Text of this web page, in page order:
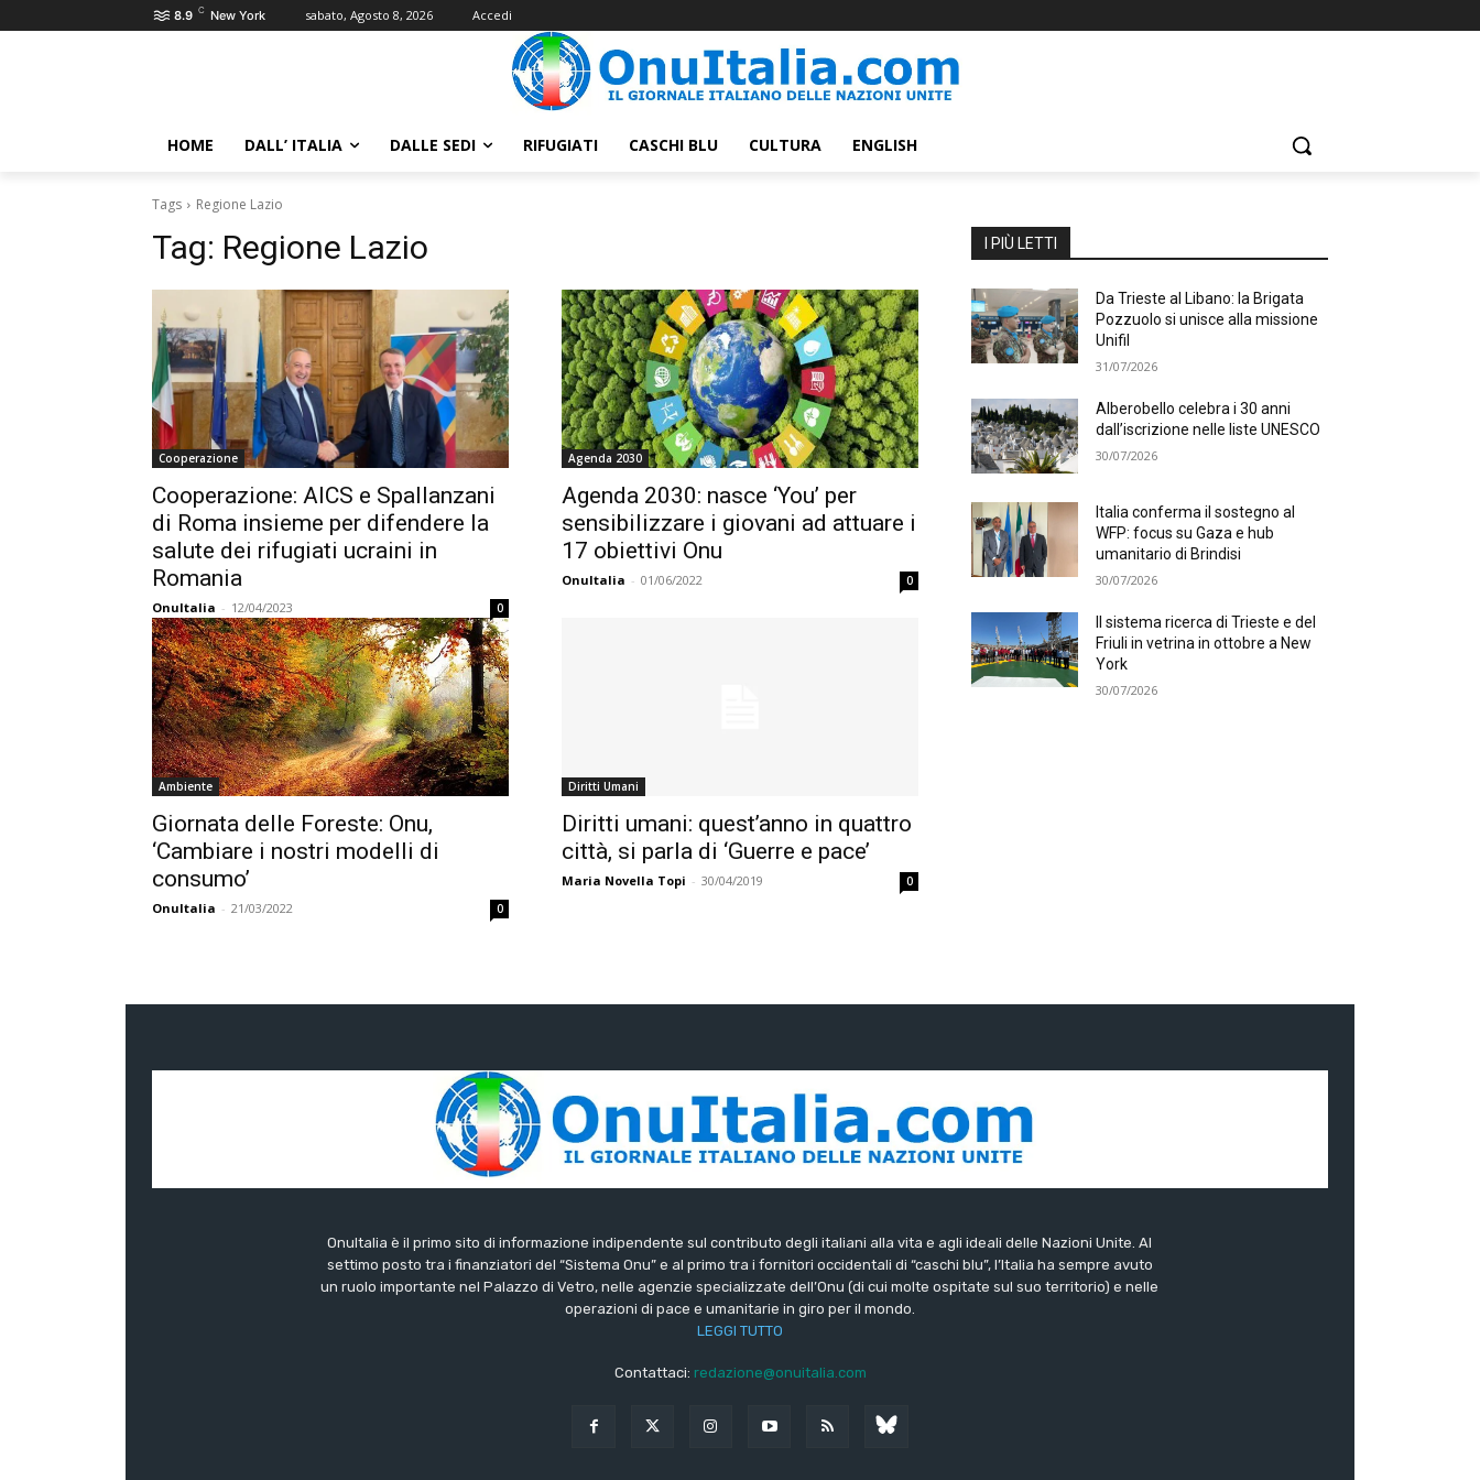
8.9 C New York sabato, Agosto 8, 2026 Accedi
HOME DALL’ ITALIA DALLE SEDI RIFUGIATI CASCHI BLU CULTURA ENGLISH
Tags Regione Lazio
Tag: Regione Lazio
Cooperazione
Cooperazione: AICS e Spallanzani
di Roma insieme per difendere la
salute dei rifugiati ucraini in
Romania
OnuItalia - 12/04/2023 0
Agenda 2030
Agenda 2030: nasce ‘You’ per
sensibilizzare i giovani ad attuare i
17 obiettivi Onu
OnuItalia - 01/06/2022 0
Ambiente
Giornata delle Foreste: Onu,
‘Cambiare i nostri modelli di
consumo’
OnuItalia - 21/03/2022 0
Diritti Umani
Diritti umani: quest’anno in quattro
città, si parla di ‘Guerre e pace’
Maria Novella Topi - 30/04/2019 0
I PIÙ LETTI
Da Trieste al Libano: la Brigata
Pozzuolo si unisce alla missione
Unifil
31/07/2026
Alberobello celebra i 30 anni
dall’iscrizione nelle liste UNESCO
30/07/2026
Italia conferma il sostegno al
WFP: focus su Gaza e hub
umanitario di Brindisi
30/07/2026
Il sistema ricerca di Trieste e del
Friuli in vetrina in ottobre a New
York
30/07/2026
OnuItalia è il primo sito di informazione indipendente sul contributo degli italiani alla vita e agli ideali delle Nazioni Unite. Al
settimo posto tra i finanziatori del “Sistema Onu” e al primo tra i fornitori occidentali di “caschi blu”, l’Italia ha sempre avuto
un ruolo importante nel Palazzo di Vetro, nelle agenzie specializzate dell’Onu (di cui molte ospitate sul suo territorio) e nelle
operazioni di pace e umanitarie in giro per il mondo.
LEGGI TUTTO
Contattaci: redazione@onuitalia.com